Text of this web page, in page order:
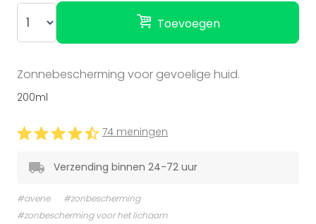
Toevoegen
Zonnebescherming voor gevoelige huid.
200ml
74 meningen
Verzending binnen 24-72 uur
#avene
#zonbescherming
#zonbescherming voor het lichaam